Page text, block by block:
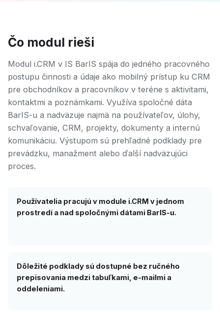
Čo modul rieši
Modul i.CRM v IS BarIS spája do jedného pracovného
postupu činnosti a údaje ako mobilný prístup ku CRM
pre obchodníkov a pracovníkov v teréne s aktivitami,
kontaktmi a poznámkami. Využíva spoločné dáta
BarIS-u a nadväzuje najmä na používateľov, úlohy,
schvaľovanie, CRM, projekty, dokumenty a internú
komunikáciu. Výstupom sú prehľadné podklady pre
prevádzku, manažment alebo ďalší nadväzujúci
proces.
Používatelia pracujú v module i.CRM v jednom
prostredí a nad spoločnými dátami BarIS-u.
Dôležité podklady sú dostupné bez ručného
prepisovania medzi tabuľkami, e-mailmi a
oddeleniami.